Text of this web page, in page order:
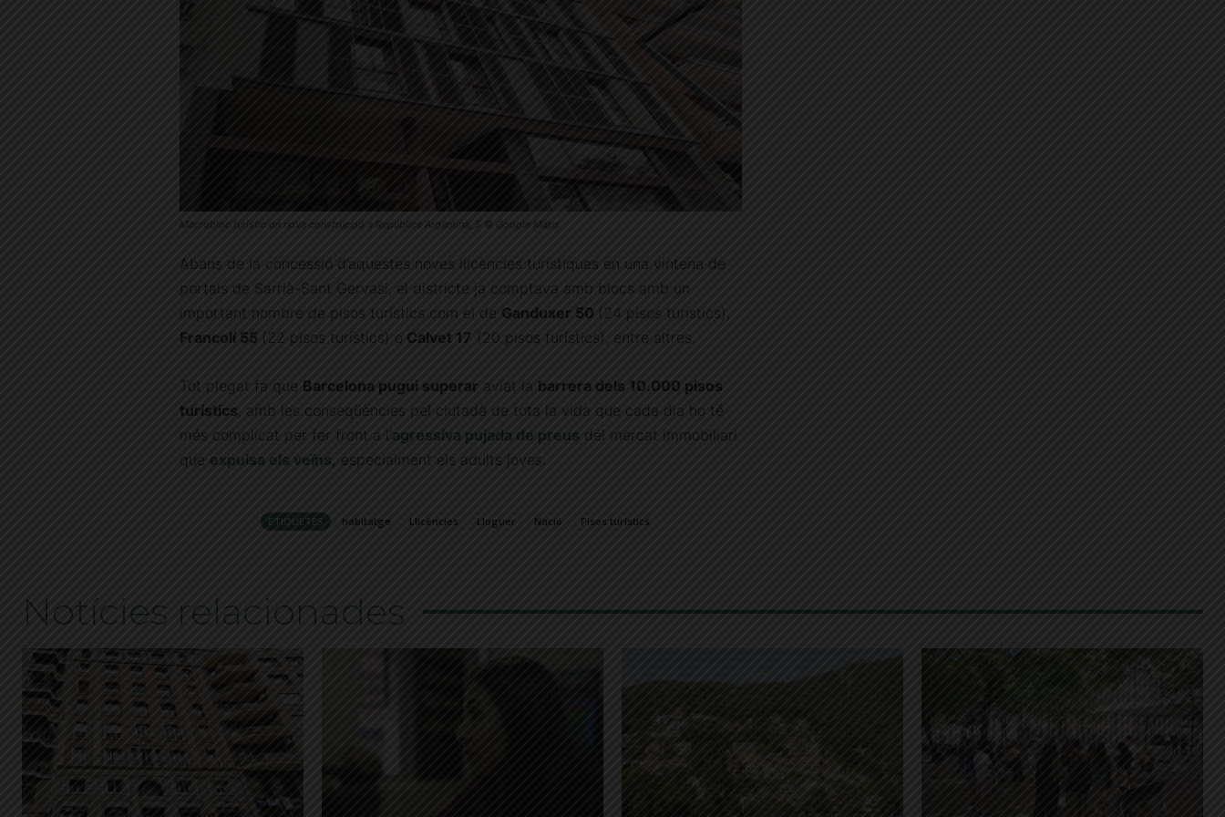
Macrobloc turístic de nova construcció a República Argentina, 5 © Google Maps
Abans de la concessió d’aquestes noves llicències turístiques en una vintena de
portals de Sarrià-Sant Gervasi, el districte ja comptava amb blocs amb un
important nombre de pisos turístics com el de Ganduxer 50 (24 pisos turístics),
Francolí 55 (22 pisos turístics) o Calvet 17 (20 pisos turístics), entre altres.
Tot plegat fa que Barcelona pugui superar aviat la barrera dels 10.000 pisos
turístics, amb les conseqüències pel ciutadà de tota la vida que cada dia ho té
més complicat per fer front a l’ agressiva pujada de preus del mercat immobiliari
que expulsa els veïns, especialment els adults joves.
ETIQUETES habitatge Llicències Lloguer Nació Pisos turístics
Notícies relacionades